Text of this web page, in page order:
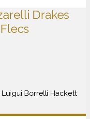
Drakes
Borrelli Hackett